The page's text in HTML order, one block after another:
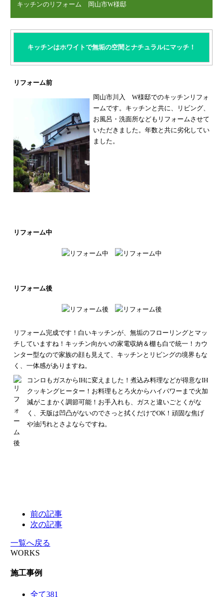
キッチンのリフォーム 岡山市W様邸
キッチンはホワイトで無垢の空間とナチュラルにマッチ！
リフォーム前
岡山市川入 W様邸でのキッチンリフォ
ームです。 キッチンと共に、リビング、
お風呂・洗面所などもリフォームさせて
いただきました。 年数と共に劣化してい
ました。
リフォーム中
リフォーム後
リフォーム完成です！白いキッチンが、無垢のフローリングとマッ
チしていますね！ キッチン向かいの家電収納＆棚も白で統一！ カウ
ンター型なので家族の顔も見えて、キッチンとリビングの境界もな
く、一体感がありますね。
コンロもガスからIHに変えました！ 煮込み料理などが得意なIH
クッキングヒーター！ お料理もとろ火からハイパワーまで火加
減がこまかく調節可能！ お手入れも、ガスと違いごとくがな
く、天版は凹凸がないのでさっと拭くだけでOK！頑固な焦げ
や油汚れとさよならですね。
前の記事
次の記事
一覧へ戻る
WORKS
施工事例
全て381